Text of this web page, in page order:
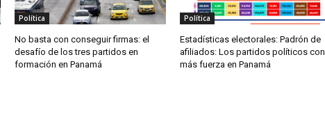
Política
No basta con conseguir firmas: el
desafío de los tres partidos en
formación en Panamá
Política
Estadísticas electorales: Padrón de
afiliados: Los partidos políticos con
más fuerza en Panamá